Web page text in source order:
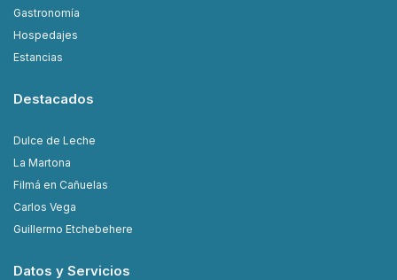
Gastronomía
Hospedajes
Estancias
Destacados
Dulce de Leche
La Martona
Filmá en Cañuelas
Carlos Vega
Guillermo Etchebehere
Datos y Servicios